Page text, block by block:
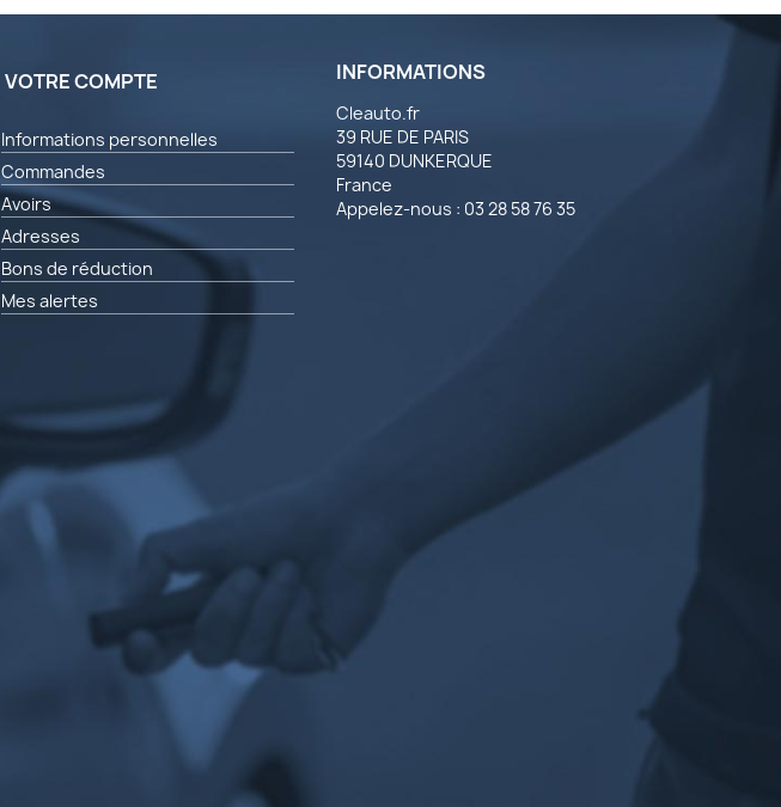
VOTRE COMPTE
Informations personnelles
Commandes
Avoirs
Adresses
Bons de réduction
Mes alertes
INFORMATIONS
Cleauto.fr
39 RUE DE PARIS
59140 DUNKERQUE
France
Appelez-nous : 03 28 58 76 35